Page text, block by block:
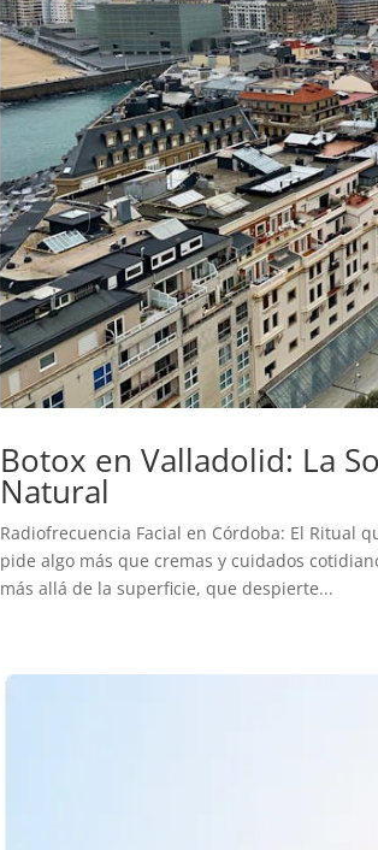
Botox en Valladolid: La
Natural
Radiofrecuencia Facial en Córdoba: El Ritual
pide algo más que cremas y cuidados
más allá de la superficie, que despierte...